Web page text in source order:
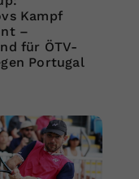
Kampf
–
für ÖTV-
Portugal